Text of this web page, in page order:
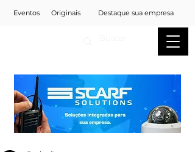
Eventos Originais Destaque sua empresa